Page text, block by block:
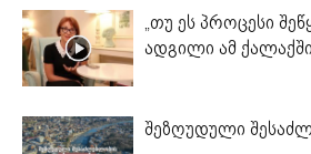
„თუ ეს პროცესი
ადგილი ამ
შეზღუდული